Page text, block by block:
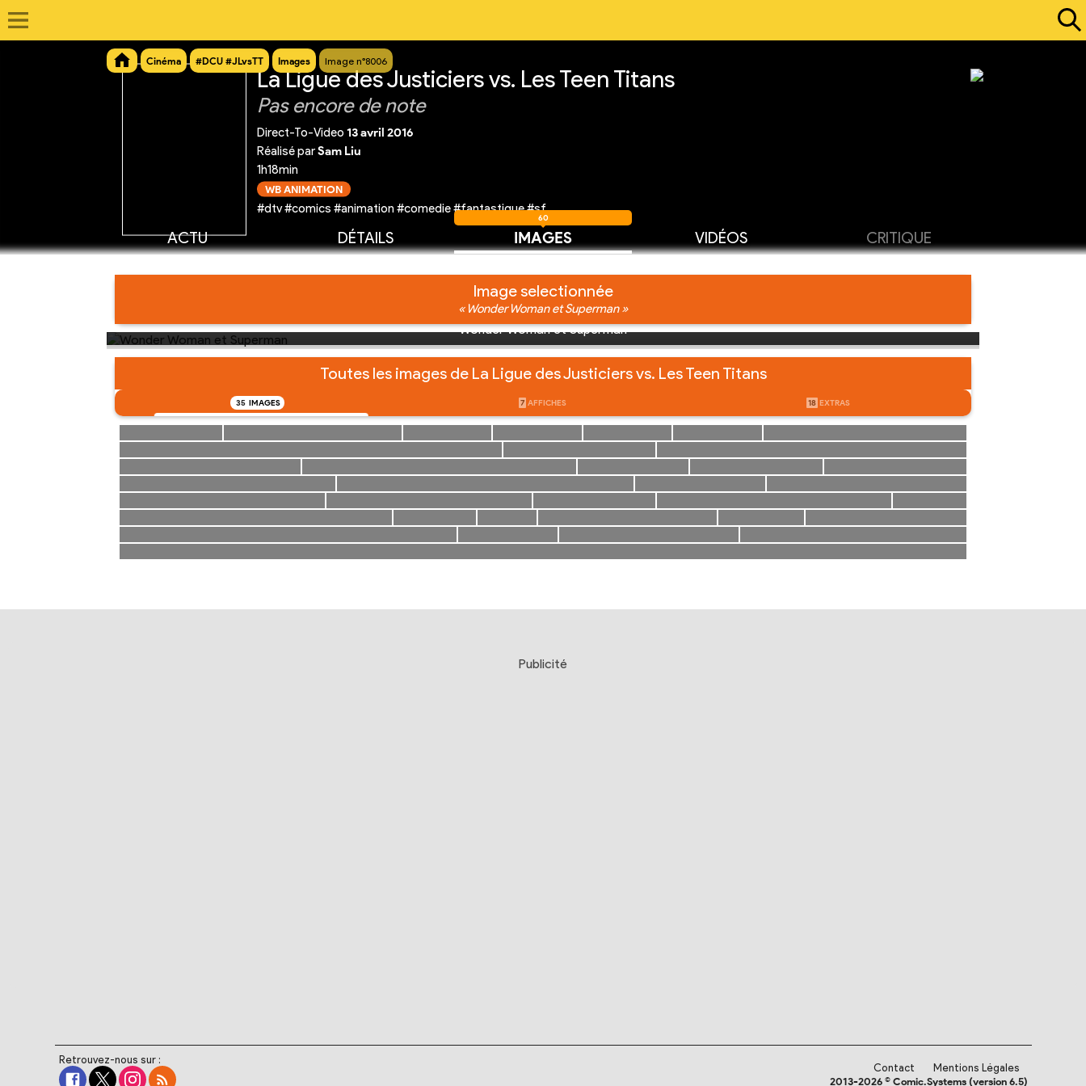
Cinéma #DCU #JLvsTT Images Image n°8006
La Ligue des Justiciers vs. Les Teen Titans
Pas encore de note
Direct-To-Video 13 avril 2016
Réalisé parSam Liu
1h18min
WB ANIMATION
#dtv #comics #animation #comedie #fantastique #sf
ACTU DÉTAILS IMAGES
60
VIDÉOS CRITIQUE
Image selectionnée
« Wonder Woman et Superman »
Wonder Woman et Superman
Toutes les images de La Ligue des Justiciers vs. Les Teen Titans
35 IMAGES 7 AFFICHES 18 EXTRAS
Publicité
Retrouvez-nous sur :
Contact
Mentions Légales
2013-2026 © Comic.Systems (version 6.5)